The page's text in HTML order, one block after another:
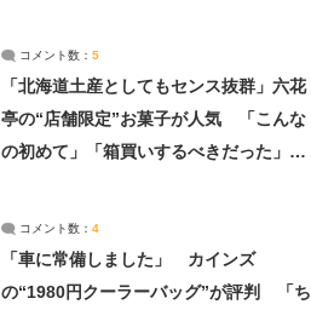
コメント数： 5
「北海道土産としてもセンス抜群」六花
亭の“店舗限定”お菓子が人気 「こんな
の初めて」「箱買いするべきだった」
コメント数： 4
「車に常備しました」 カインズ
の“1980円クーラーバッグ”が評判 「ち